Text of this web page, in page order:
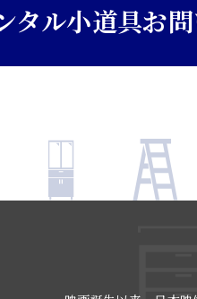
タル小道具お